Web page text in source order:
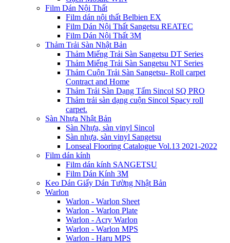
Film Dán Nội Thất
Film dán nội thất Belbien EX
Film Dán Nội Thất Sangetsu REATEC
Film Dán Nội Thất 3M
Thảm Trải Sàn Nhật Bản
Thảm Miếng Trải Sàn Sangetsu DT Series
Thảm Miếng Trải Sàn Sangetsu NT Series
Thảm Cuộn Trải Sàn Sangetsu- Roll carpet
Contract and Home
Thảm Trải Sàn Dạng Tấm Sincol SQ PRO
Thảm trải sàn dạng cuộn Sincol Spacy roll
carpet.
Sàn Nhựa Nhật Bản
Sàn Nhựa, sàn vinyl Sincol
Sàn nhựa, sàn vinyl Sangetsu
Lonseal Flooring Catalogue Vol.13 2021-2022
Film dán kính
Film dán kính SANGETSU
Film Dán Kính 3M
Keo Dán Giấy Dán Tường Nhật Bản
Warlon
Warlon - Warlon Sheet
Warlon - Warlon Plate
Warlon - Acry Warlon
Warlon - Warlon MPS
Warlon - Haru MPS